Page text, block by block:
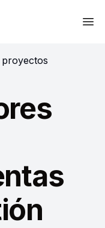
proyectos